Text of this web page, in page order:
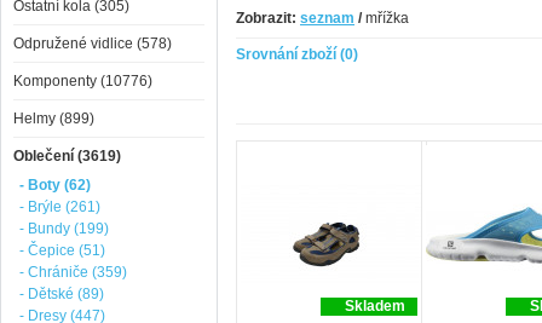
Zobrazit: seznam /mřížka
Srovnání zboží (0)
Skladem
Ostatní kola (305)
Odpružené vidlice (578)
Komponenty (10776)
Helmy (899)
Oblečení (3619)
- Boty (62)
- Brýle (261)
- Bundy (199)
- Čepice (51)
- Chrániče (359)
- Dětské (89)
- Dresy (447)